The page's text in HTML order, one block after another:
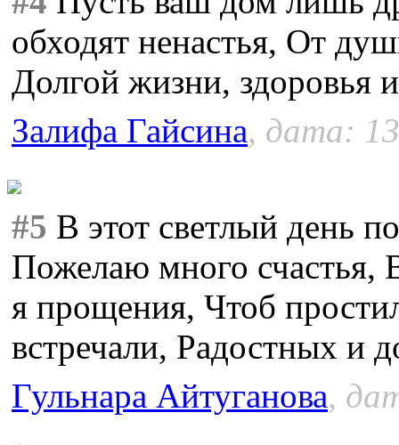
обходят ненастья, От
Долгой жизни, здоровья
Залифа Гайсина, дата:
#5 В этот светлый день
Пожелаю много счастья,
я прощения, Чтоб
встречали, Радостных и
Гульнара Айтуганова,